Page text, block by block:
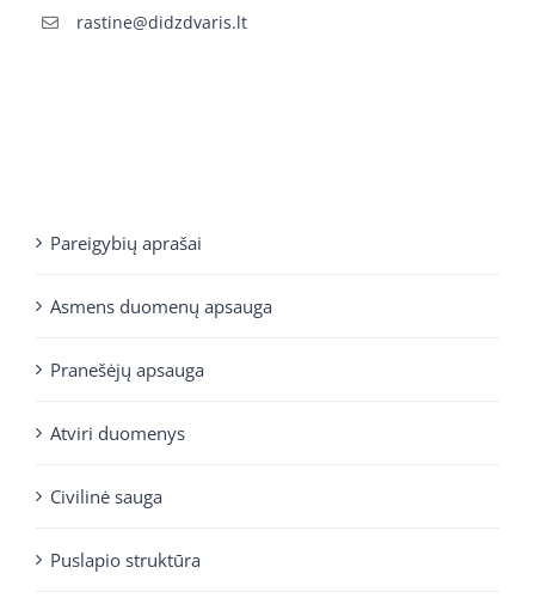
rastine@didzdvaris.lt
Pareigybių aprašai
Asmens duomenų apsauga
Pranešėjų apsauga
Atviri duomenys
Civilinė sauga
Puslapio struktūra